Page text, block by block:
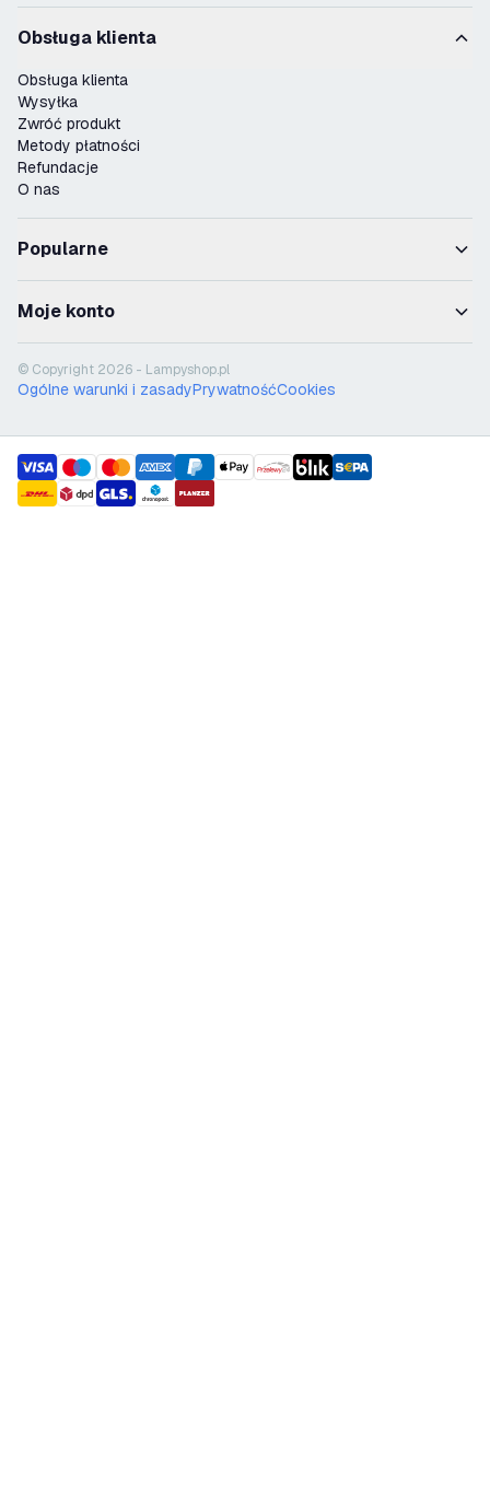
Obsługa klienta
Obsługa klienta
Wysyłka
Zwróć produkt
Metody płatności
Refundacje
O nas
Popularne
Moje konto
© Copyright 2026 - Lampyshop.pl
Ogólne warunki i zasadyPrywatnośćCookies
payment methods
shipment methods